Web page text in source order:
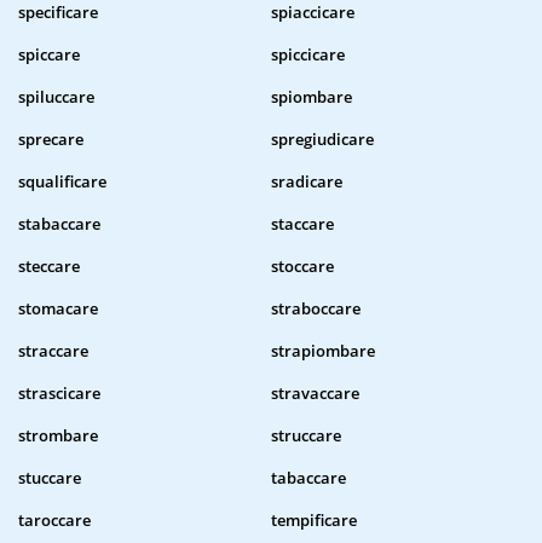
specificare
spiaccicare
spiccare
spiccicare
spiluccare
spiombare
sprecare
spregiudicare
squalificare
sradicare
stabaccare
staccare
steccare
stoccare
stomacare
straboccare
straccare
strapiombare
strascicare
stravaccare
strombare
struccare
stuccare
tabaccare
taroccare
tempificare